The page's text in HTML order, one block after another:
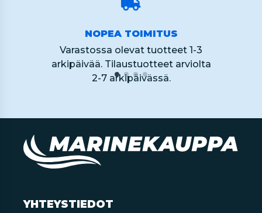
NOPEA TOIMITUS
Varastossa olevat tuotteet 1-3
arkipäivää. Tilaustuotteet arviolta
2-7 arkipäivässä.
YHTEYSTIEDOT